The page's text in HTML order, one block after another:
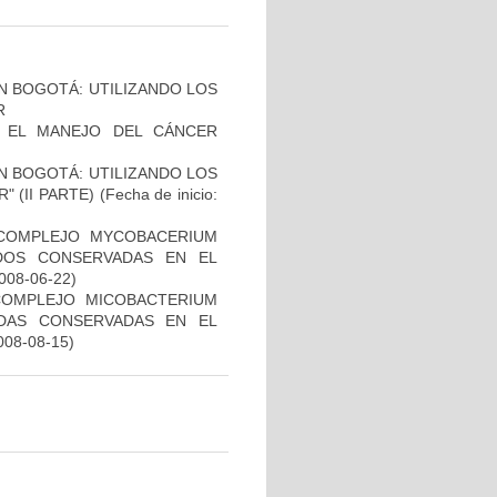
BOGOTÁ: UTILIZANDO LOS
EL MANEJO DEL CÁNCER
BOGOTÁ: UTILIZANDO LOS
(II PARTE) (Fecha de inicio:
MYCOBACERIUM
CONSERVADAS EN EL
06-22)
MICOBACTERIUM
CONSERVADAS EN EL
08-15)